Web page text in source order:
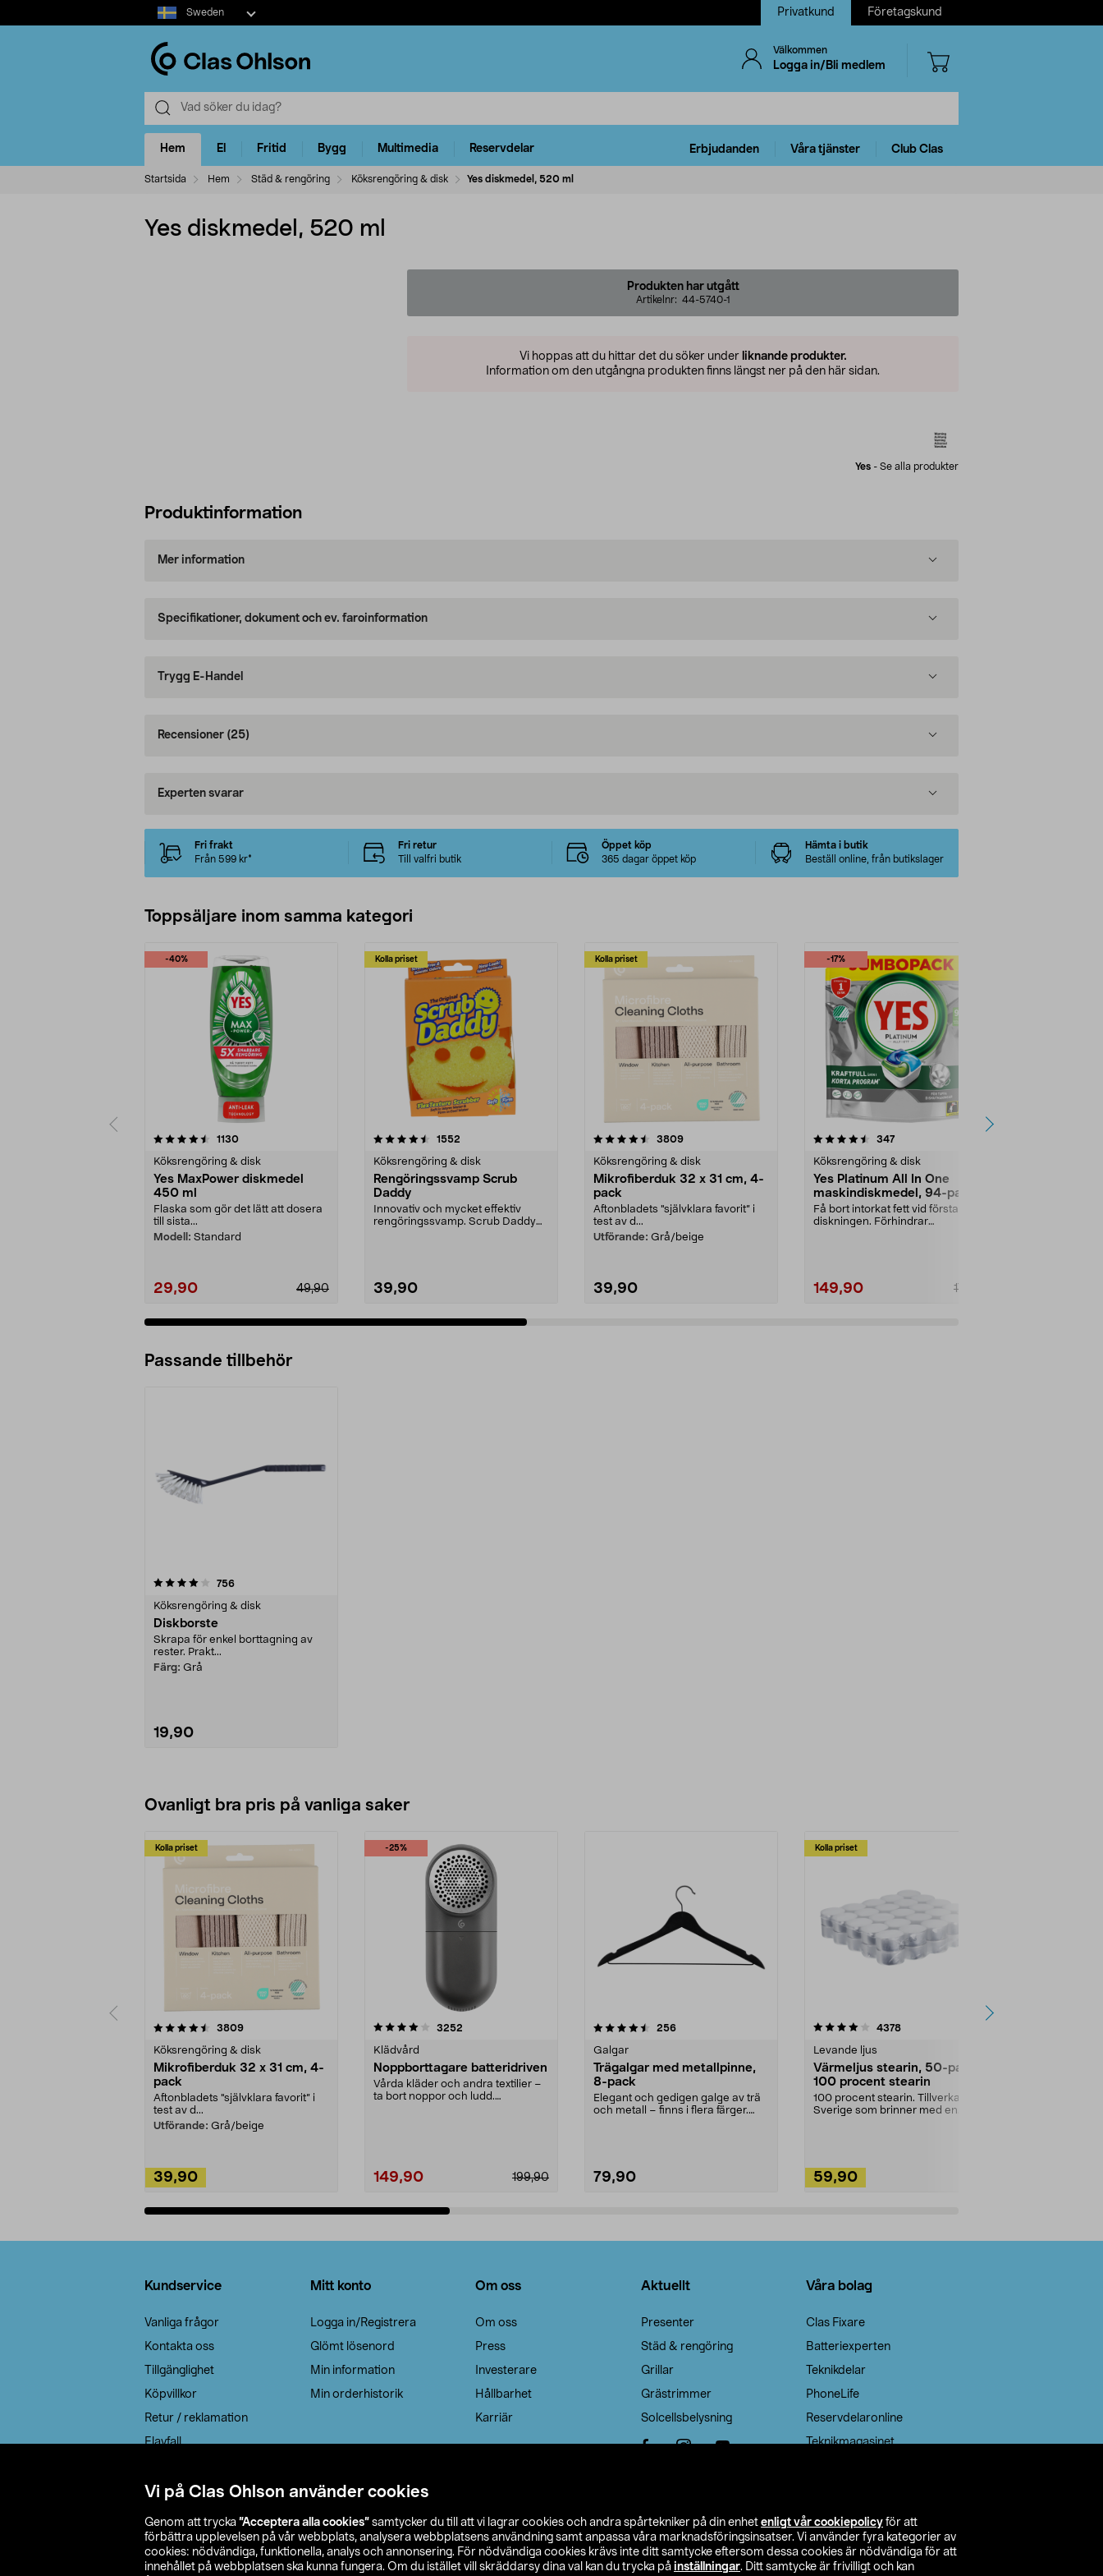
Vi på Clas Ohlson använder cookies
Genom att trycka ”Acceptera alla cookies” samtycker du till att vi lagrar cookies och andra spårtekniker på din enhet enligt vår cookiepolicy för att
förbättra upplevelsen på vår webbplats, analysera webbplatsens användning samt anpassa våra marknadsföringsinsatser. Vi använder fyra kategorier av
cookies: nödvändiga, funktionella, analys och annonsering. För nödvändiga cookies krävs inte ditt samtycke eftersom dessa cookies är nödvändiga för att
innehållet på webbplatsen ska kunna fungera. Om du istället vill skräddarsy dina val kan du trycka på inställningar. Ditt samtycke är frivilligt och kan
Select
market
Sweden Privatkund Företagskund
Välkommen
Logga in/Bli medlem
Hem El Fritid Bygg Multimedia Reservdelar Erbjudanden Våra tjänster Club Clas
Startsida Hem Städ & rengöring Köksrengöring & disk Yes diskmedel, 520 ml
Yes diskmedel, 520 ml
Produkten har utgått
Artikelnr: 44-5740-1
Vi hoppas att du hittar det du söker under liknande produkter.
Information om den utgångna produkten finns längst ner på den här sidan.
Yes - Se alla produkter
Produktinformation
Mer information
Specifikationer, dokument och ev. faroinformation
Trygg E-Handel
Recensioner (25)
Experten svarar
Fri frakt
Från 599 kr*
Fri retur
Till valfri butik
Öppet köp
365 dagar öppet köp
Hämta i butik
Beställ online, från butikslager
Toppsäljare inom samma kategori
-40%
1130recensioner
Köksrengöring & disk
Yes MaxPower diskmedel
450 ml
Flaska som gör det lätt att dosera
till sista...
Modell: Standard
29,90 49,90
Kolla priset
4.5 av 5 stjärnor 1552
Köksrengöring & disk
Rengöringssvamp Scrub
Daddy
Innovativ och mycket effektiv
rengöringssvamp. Scrub Daddy
39,90
Kolla priset
4.5 av 5 stjärnor 3809recensioner
Köksrengöring & disk
Mikrofiberduk 32 x 31 cm, 4-
pack
Aftonbladets "självklara favorit” i
test av d...
Utförande: Grå/beige
39,90
-17%
4.5 av 5 stjärnor 347recensioner
Köksrengöring & disk
Yes Platinum All In One
maskindiskmedel, 94-pack
Få bort intorkat fett vid första
diskningen. Förhindrar
149,90 179,90
4.0 av 5 stjärnor
Passande tillbehör
756recensioner
Köksrengöring & disk
Diskborste
Skrapa för enkel borttagning av
rester. Prakt...
Färg: Grå
19,90
Ovanligt bra pris på vanliga saker
Kolla priset
3809recensioner
Köksrengöring & disk
Mikrofiberduk 32 x 31 cm, 4-
pack
Aftonbladets "självklara favorit” i
test av d...
Utförande: Grå/beige
39,90
-25%
4.0av 5 stjärnor 3252
Klädvård
Noppborttagare batteridriven
Vårda kläder och andra textilier –
ta bort noppor och ludd.
199,90
149,90
4.5av 5 stjärnor 256recensioner
Galgar
Trägalgar med metallpinne,
8-pack
Elegant och gedigen galge av trä
och metall – finns i flera färger.
79,90
Kolla priset
4.0av 5 stjärnor 4378recensioner
Levande ljus
Värmeljus stearin, 50-pack,
100 procent stearin
100 procent stearin. Tillverkade i
Sverige som brinner med en
59,90
4.5av 5 stjärnor
Kundservice
Vanliga frågor
Kontakta oss
Tillgänglighet
Köpvillkor
Retur / reklamation
Elavfall
Leveransalternativ
Mitt konto
Logga in/Registrera
Glömt lösenord
Min information
Min orderhistorik
Om oss
Om oss
Press
Investerare
Hållbarhet
Karriär
Aktuellt
Presenter
Städ & rengöring
Grillar
Grästrimmer
Solcellsbelysning
Våra bolag
Clas Fixare
Batteriexperten
Teknikdelar
PhoneLife
Reservdelaronline
Teknikmagasinet